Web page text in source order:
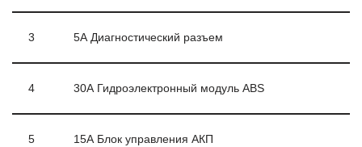
3 5А Диагностический разъем
4 30А Гидроэлектронный модуль ABS
5 15А Блок управления АКП